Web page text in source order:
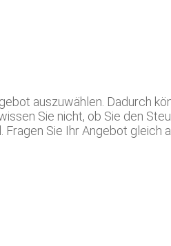
auszuwählen. Dadurch
Sie nicht, ob Sie den
Sie Ihr Angebot gleich